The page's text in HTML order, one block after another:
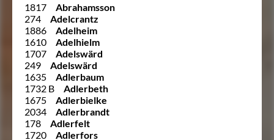
1817
Abrahamsson
274
Adelcrantz
1886
Adelheim
1610
Adelhielm
1707
Adelswärd
249
Adelswärd
1635
Adlerbaum
1732 B
Adlerbeth
1675
Adlerbielke
2034
Adlerbrandt
178
Adlerfelt
1720
Adlerfors